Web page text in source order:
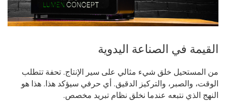
القيمة في الصناعة اليدوية
من المستحيل خلق شيء مثالي على سير الإنتاج. تحفة تتطلب
الوقت، والصبر، والتركيز الدقيق. أي حرفي سيؤكد هذا. هذا هو
النهج الذي نتبعه عندما نخلق نظام تبريد مخصص.